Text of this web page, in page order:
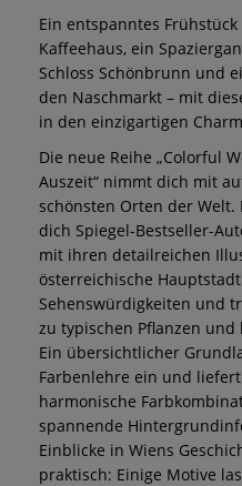
Ein entspanntes
Kaffeehaus, ein
Schloss Schönbrunn und
den Naschmarkt – mit
in den einzigartigen
Die neue Reihe „Colorful
Auszeit“ nimmt dich mit
schönsten Orten der
dich Spiegel-Bestseller-
mit ihren detailreichen
österreichische
Sehenswürdigkeiten und
zu typischen Pflanzen
Ein übersichtlicher
Farbenlehre ein und
harmonische
spannende
Einblicke in Wiens
praktisch: Einige Motive